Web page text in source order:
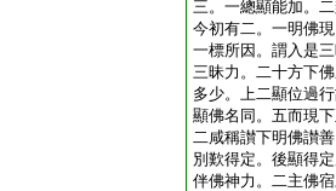
三。一總顯能加。
今初有二。一明佛
一標所因。謂入是
三昧力。二十方下
多少。上二顯位過
顯佛名同。五而現
二咸稱讃下明佛讃
別歎得定。後顯得
伴佛神力。二主佛